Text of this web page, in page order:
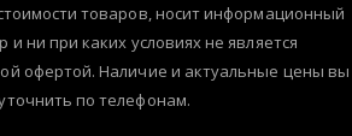
товаров, носит информационный
и ни при каких условиях не является
офертой. Наличие и актуальные цены вы
по телефонам.